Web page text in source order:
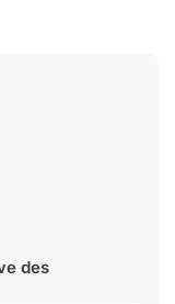
den Kunden
des